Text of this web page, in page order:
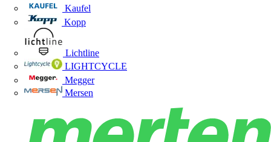
Kaufel
Kopp
Lichtline
LIGHTCYCLE
Megger
Mersen